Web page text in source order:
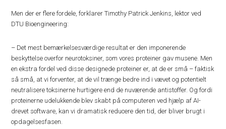
Men der er flere fordele, forklarer Timothy Patrick Jenkins, lektor ved
DTU Bioengineering:
– Det mest bemærkelsesværdige resultat er den imponerende
beskyttelse overfor neurotoksiner, som vores proteiner gav musene. Men
en ekstra fordel ved disse designede proteiner er, at de er små – faktisk
så små, at vi forventer, at de vil trænge bedre ind i vævet og potentielt
neutralisere toksinerne hurtigere end de nuværende antistoffer. Og fordi
proteinerne udelukkende blev skabt på computeren ved hjælp af AI-
drevet software, kan vi dramatisk reducere den tid, der bliver brugt i
opdagelsesfasen.